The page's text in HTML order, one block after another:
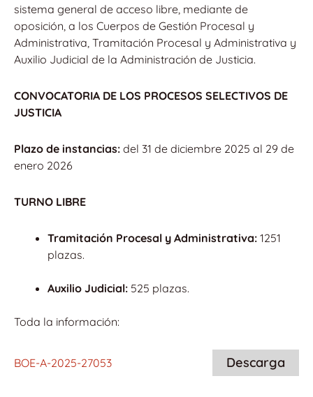
sistema general de acceso libre, mediante de
oposición, a los Cuerpos de Gestión Procesal y
Administrativa, Tramitación Procesal y Administrativa y
Auxilio Judicial de la Administración de Justicia.
CONVOCATORIA DE LOS PROCESOS SELECTIVOS DE
JUSTICIA
Plazo de instancias: del 31 de diciembre 2025 al 29 de
enero 2026
TURNO LIBRE
Tramitación Procesal y Administrativa: 1251
plazas.
Auxilio Judicial: 525 plazas.
Toda la información:
BOE-A-2025-27053 Descarga